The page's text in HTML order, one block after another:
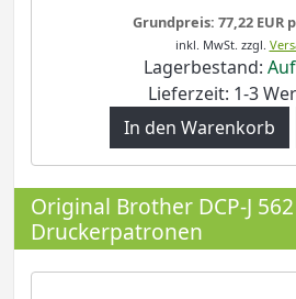
Grundpreis: 77,22 EUR
inkl. MwSt. zzgl.
Lagerbestand:
Lieferzeit: 1-3
Original Brother DCP-J
Druckerpatronen